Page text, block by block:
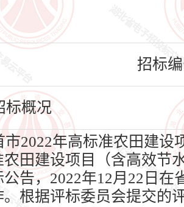
招标
标概况
2022年高标准农田建设
田建设项目（含高效节
告，2022年12月22日在
。根据评标委员会提交的